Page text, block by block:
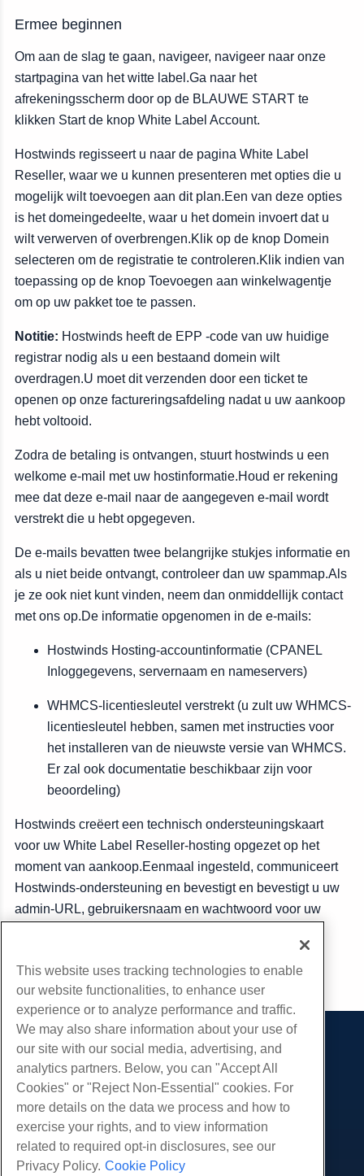
Ermee beginnen
Om aan de slag te gaan, navigeer, navigeer naar onze
startpagina van het witte label.Ga naar het
afrekeningsscherm door op de BLAUWE START te
klikken Start de knop White Label Account.
Hostwinds regisseert u naar de pagina White Label
Reseller, waar we u kunnen presenteren met opties die u
mogelijk wilt toevoegen aan dit plan.Een van deze opties
is het domeingedeelte, waar u het domein invoert dat u
wilt verwerven of overbrengen.Klik op de knop Domein
selecteren om de registratie te controleren.Klik indien van
toepassing op de knop Toevoegen aan winkelwagentje
om op uw pakket toe te passen.
Notitie: Hostwinds heeft de EPP -code van uw huidige
registrar nodig als u een bestaand domein wilt
overdragen.U moet dit verzenden door een ticket te
openen op onze factureringsafdeling nadat u uw aankoop
hebt voltooid.
Zodra de betaling is ontvangen, stuurt hostwinds u een
welkome e-mail met uw hostinformatie.Houd er rekening
mee dat deze e-mail naar de aangegeven e-mail wordt
verstrekt die u hebt opgegeven.
De e-mails bevatten twee belangrijke stukjes informatie en
als u niet beide ontvangt, controleer dan uw spammap.Als
je ze ook niet kunt vinden, neem dan onmiddellijk contact
met ons op.De informatie opgenomen in de e-mails:
Hostwinds Hosting-accountinformatie (CPANEL
Inloggegevens, servernaam en nameservers)
WHMCS-licentiesleutel verstrekt (u zult uw WHMCS-
licentiesleutel hebben, samen met instructies voor
het installeren van de nieuwste versie van WHMCS.
Er zal ook documentatie beschikbaar zijn voor
beoordeling)
Hostwinds creëert een technisch ondersteuningskaart
voor uw White Label Reseller-hosting opgezet op het
moment van aankoop.Eenmaal ingesteld, communiceert
Hostwinds-ondersteuning en bevestigt en bevestigt u uw
admin-URL, gebruikersnaam en wachtwoord voor uw
Kopiëren URL
Producten
Web hosting
Zakelijke hosting
White Label-wederverkoper
Beheerde Linux VPS
Diensten
Website-migraties
Gemeenschap
Productdocumentatie
Tutorials
Bedrijf
Over ons
This website uses tracking technologies to enable
our website functionalities, to enhance user
experience or to analyze performance and traffic.
We may also share information about your use of
our site with our social media, advertising, and
analytics partners. Below, you can "Accept All
Cookies" or "Reject Non-Essential" cookies. For
more details on the data we process and how to
exercise your rights, and to view information
related to required opt-in disclosures, see our
Privacy Policy. Cookie Policy